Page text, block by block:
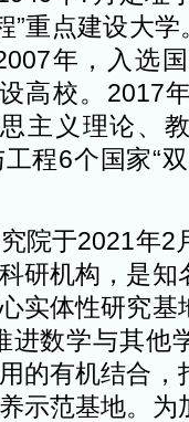
”重点建设大
年，入选
高校。2017
主义理论、
程6个国家“
院于2021年2
研机构，是知
实体性研究基
进数学与其他
的有机结合，
示范基地。为